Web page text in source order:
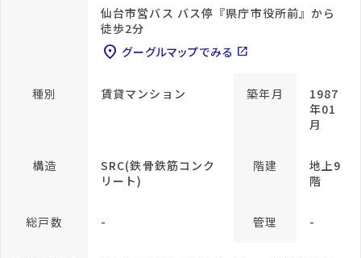
仙台市営バス バス停『県庁市役所前』から
徒歩2分
location_on グーグルマップでみる open_in_new
種別 賃貸マンション 築年月
1987
年01
月
構造
SRC(鉄骨鉄筋コンク
リート)
階建
地上9
階
総戸数 - 管理 -